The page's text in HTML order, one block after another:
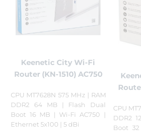
Keenetic City Wi-Fi
Router (KN-1510) AC750
CPU MT7628N 575 MHz | RAM
DDR2 64 MB | Flash Dual
Boot 16 MB | Wi-Fi AC750 |
Ethernet 5x100 | 5 dBi
CPU
DDR2
Boot